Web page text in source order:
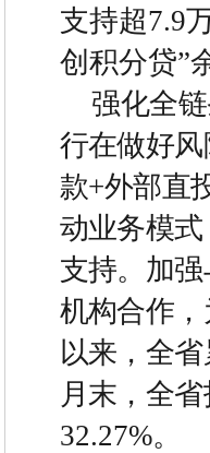
支持超7.9
创积分贷”
强化全
行在做好
款+外部直
动业务模
支持。加
机构合作
以来，全
月末，全
32.27%。